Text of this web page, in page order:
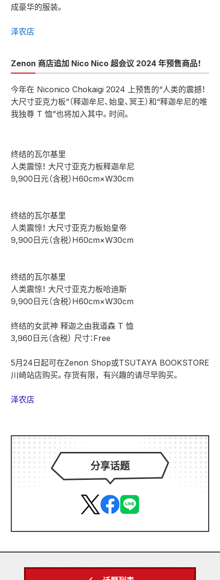
成豪华的服装。
泽农店
Zenon 商店追加 Nico Nico 超会议 2024 年预售商品！
今年在 Niconico Chokaigi 2024 上预售的“人类的震撼！
大尺寸亚克力板”（释迦牟尼、始皇、冥王）和“释迦牟尼的唯
我独尊 T 恤”也将加入其中。时间。
终结的瓦尔基里
人类震惊！ 大尺寸亚克力板释迦牟尼
9,900日元（含税）H60cm×W30cm
终结的瓦尔基里
人类震惊！ 大尺寸亚克力板始皇帝
9,900日元（含税）H60cm×W30cm
终结的瓦尔基里
人类震惊！ 大尺寸亚克力板哈迪斯
9,900日元（含税）H60cm×W30cm
终结的女武神 释迦之由我道森 T 恤
3,960日元（含税） 尺寸：Free
5月24日起可在Zenon Shop或TSUTAYA BOOKSTORE
川崎站店购买。存货有限，有兴趣的请尽早购买。
泽农店
分享话题